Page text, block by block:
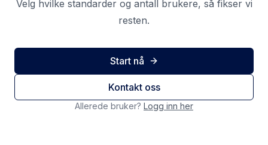
Velg hvilke standarder og antall brukere, så fikser vi
resten.
Start nå
Kontakt oss
Allerede bruker? Logg inn her